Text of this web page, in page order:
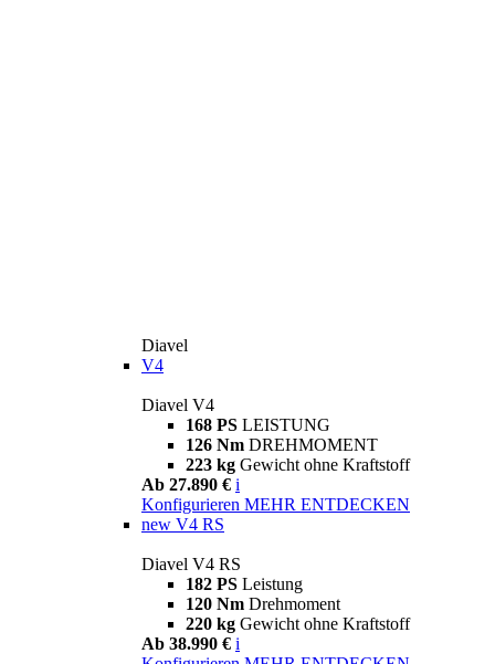
Diavel
V4
Diavel V4
168 PS LEISTUNG
126 Nm DREHMOMENT
223 kg Gewicht ohne Kraftstoff
Ab 27.890 € i
Konfigurieren MEHR ENTDECKEN
new V4 RS
Diavel V4 RS
182 PS Leistung
120 Nm Drehmoment
220 kg Gewicht ohne Kraftstoff
Ab 38.990 € i